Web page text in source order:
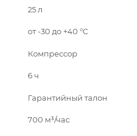
25 л
от -30 до +40 °С
Компрессор
6 ч
Гарантийный талон
700 м³/час